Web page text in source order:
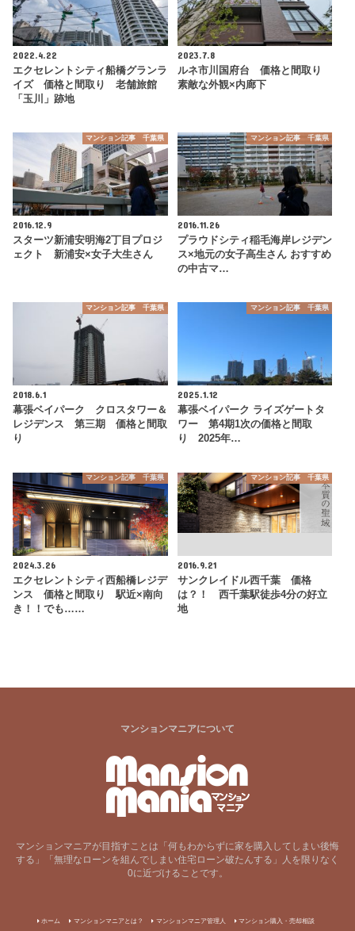
2022.4.22
エクセレントシティ船橋グランラ
イズ 価格と間取り 老舗旅館
「玉川」跡地
2023.7.8
ルネ市川国府台 価格と間取り
素敵な外観×内廊下
マンション記事 千葉県
2016.12.9
スターツ新浦安明海2丁目プロジ
ェクト 新浦安×女子大生さん
マンション記事 千葉県
2016.11.26
プラウドシティ稲毛海岸レジデン
ス×地元の女子高生さん おすすめ
の中古マ…
マンション記事 千葉県
2018.6.1
幕張ベイパーク クロスタワー＆
レジデンス 第三期 価格と間取
り
マンション記事 千葉県
2025.1.12
幕張ベイパーク ライズゲートタ
ワー 第4期1次の価格と間取
り 2025年…
マンション記事 千葉県
2024.3.26
エクセレントシティ西船橋レジデ
ンス 価格と間取り 駅近×南向
き！！でも……
マンション記事 千葉県
2016.9.21
サンクレイドル西千葉 価格
は？！ 西千葉駅徒歩4分の好立
地
マンションマニアについて
マンションマニアが目指すことは「何もわからずに家を購入してしまい後悔
する」「無理なローンを組んでしまい住宅ローン破たんする」人を限りなく
0に近づけることです。
ホーム マンションマニアとは？ マンションマニア管理人 マンション購入・売却相談